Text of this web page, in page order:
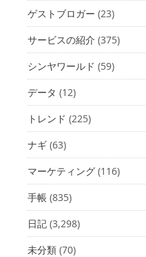
ゲストブロガー (23)
サービスの紹介 (375)
シンヤワールド (59)
データ (12)
トレンド (225)
ナギ (63)
マーケティング (116)
手帳 (835)
日記 (3,298)
未分類 (70)